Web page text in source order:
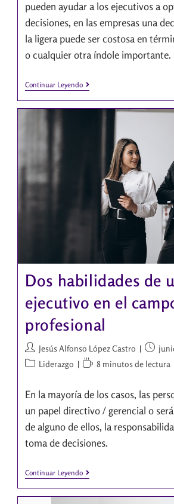
pueden ayudar a los ejecutivos a
decisiones, en las empresas una
la ligera puede ser costosa en
o cualquier otra índole importante.
Continuar Leyendo
Dos habilidades de
ejecutivo en el
profesional
Jesús Alfonso López Castro
Liderazgo
8 minutos de lectura
En la mayoría de los casos, las
un papel directivo / gerencial o
de alguno de ellos, la
toma de decisiones.
Continuar Leyendo